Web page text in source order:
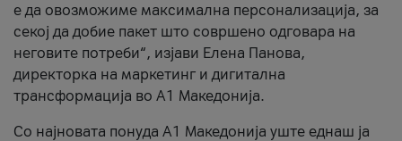
е да овозможиме максимална персонализација, за
секој да добие пакет што совршено одговара на
неговите потреби“, изјави Елена Панова,
директорка на маркетинг и дигитална
трансформација во А1 Македонија.
Со најновата понуда А1 Македонија уште еднаш ја